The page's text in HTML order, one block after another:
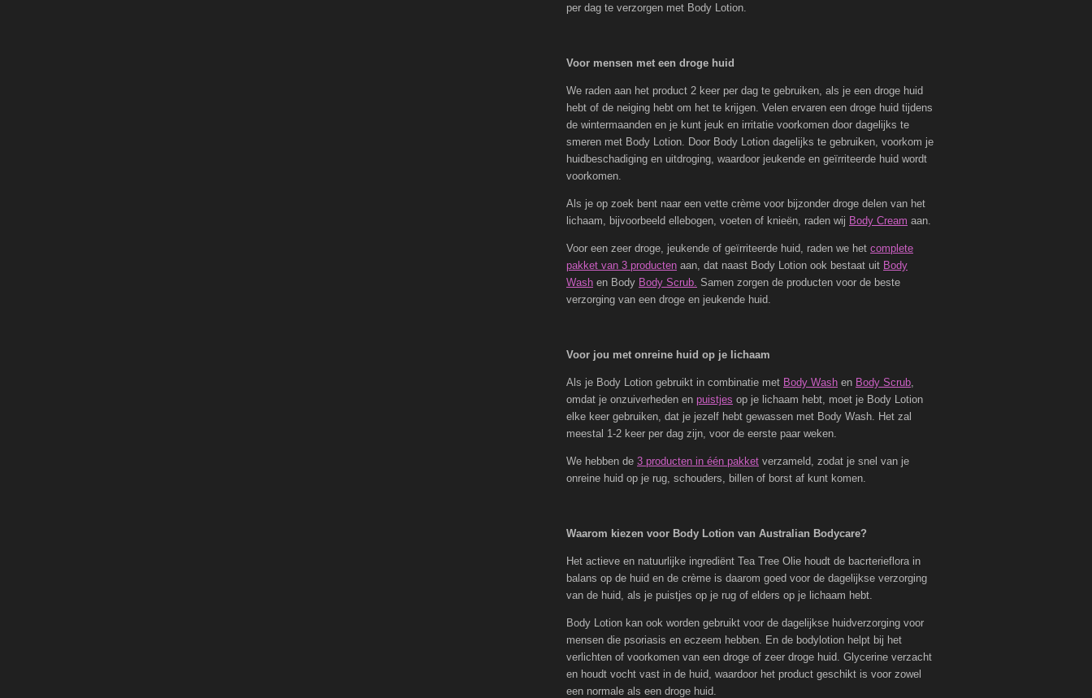
per dag te verzorgen met Body Lotion.
Voor mensen met een droge huid
We raden aan het product 2 keer per dag te gebruiken, als je een droge huid
hebt of de neiging hebt om het te krijgen. Velen ervaren een droge huid tijdens
de wintermaanden en je kunt jeuk en irritatie voorkomen door dagelijks te
smeren met Body Lotion. Door Body Lotion dagelijks te gebruiken, voorkom je
huidbeschadiging en uitdroging, waardoor jeukende en geïrriteerde huid wordt
voorkomen.
Als je op zoek bent naar een vette crème voor bijzonder droge delen van het
lichaam, bijvoorbeeld ellebogen, voeten of knieën, raden wij Body Cream aan.
Voor een zeer droge, jeukende of geïrriteerde huid, raden we het complete
pakket van 3 producten aan, dat naast Body Lotion ook bestaat uit Body
Wash en Body Body Scrub. Samen zorgen de producten voor de beste
verzorging van een droge en jeukende huid.
Voor jou met onreine huid op je lichaam
Als je Body Lotion gebruikt in combinatie met Body Wash en Body Scrub
omdat je onzuiverheden en puistjes op je lichaam hebt, moet je Body Lotion
elke keer gebruiken, dat je jezelf hebt gewassen met Body Wash. Het zal
meestal 1-2 keer per dag zijn, voor de eerste paar weken.
We hebben de 3 producten in één pakket verzameld, zodat je snel van je
onreine huid op je rug, schouders, billen of borst af kunt komen.
Waarom kiezen voor Body Lotion van Australian Bodycare?
Het actieve en natuurlijke ingrediënt Tea Tree Olie houdt de bacrterieflora in
balans op de huid en de crème is daarom goed voor de dagelijkse verzorging
van de huid, als je puistjes op je rug of elders op je lichaam hebt.
Body Lotion kan ook worden gebruikt voor de dagelijkse huidverzorging voor
mensen die psoriasis en eczeem hebben. En de bodylotion helpt bij het
verlichten of voorkomen van een droge of zeer droge huid. Glycerine verzacht
en houdt vocht vast in de huid, waardoor het product geschikt is voor zowel
een normale als een droge huid.